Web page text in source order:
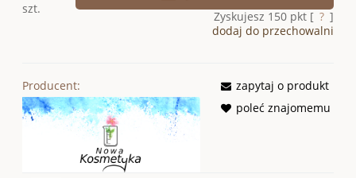
szt.
Zyskujesz 150pkt [ ? ]
dodaj do przechowalni
Producent:
zapytaj o produkt
poleć znajomemu